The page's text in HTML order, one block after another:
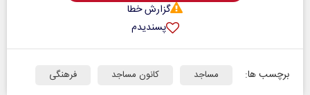
گزارش خطا
پسندیدم
برچسب ها: مساجد کانون مساجد فرهنگی